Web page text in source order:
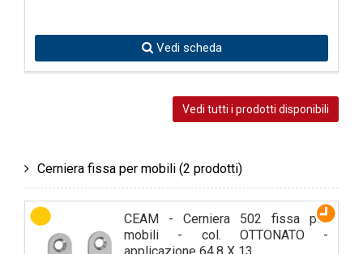
Vedi scheda
Vedi tutti i prodotti disponibili
Cerniera fissa per mobili (2 prodotti)
CEAM - Cerniera 502 fissa per
mobili - col. OTTONATO -
applicazione 64,8 X 13